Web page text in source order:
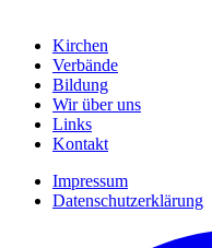
Kirchen
Verbände
Bildung
Wir über uns
Links
Kontakt
Impressum
Datenschutzerklärung